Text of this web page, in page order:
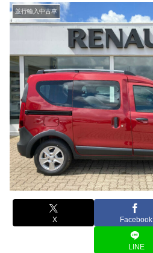
並行輸入中古車
X Facebook
LINE